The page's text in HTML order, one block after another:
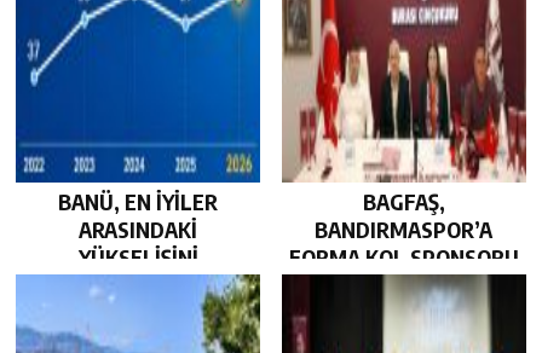
BANÜ, EN İYİLER
ARASINDAKİ
YÜKSELİŞİNİ
SÜRDÜRDÜ…
BAGFAŞ,
BANDIRMASPOR’A
FORMA KOL SPONSORU
OLARAK KUCAK AÇTI…